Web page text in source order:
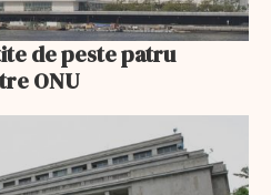
de peste patru
ONU